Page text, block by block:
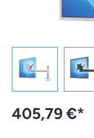
405,79 €*